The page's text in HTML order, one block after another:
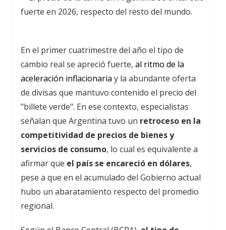
En el primer cuatrimestre del año el tipo de
cambio real se apreció fuerte, al ritmo de la
aceleración inflacionaria y la abundante oferta
de divisas que mantuvo contenido el precio del
"billete verde". En ese contexto, especialistas
señalan que Argentina tuvo un retroceso en la
competitividad de precios de bienes y
servicios de consumo, lo cual es equivalente a
afirmar que el país se encareció en dólares,
pese a que en el acumulado del Gobierno actual
hubo un abaratamiento respecto del promedio
regional.